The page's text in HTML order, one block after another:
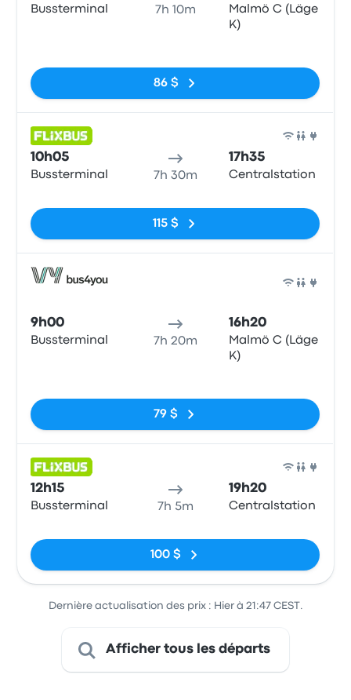
Bussterminal 7h 10m
Malmö C (Läge
K)
86 $
10h05
Bussterminal 7h 30m
17h35
Centralstation
115 $
9h00
Bussterminal 7h 20m
16h20
Malmö C (Läge
K)
79 $
12h15
Bussterminal 7h 5m
19h20
Centralstation
100 $
Dernière actualisation des prix : Hier à 21:47 CEST.
Afficher tous les départs